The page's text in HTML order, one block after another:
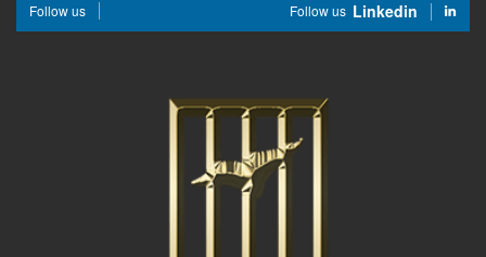
Linkedin
Follow us
Follow us